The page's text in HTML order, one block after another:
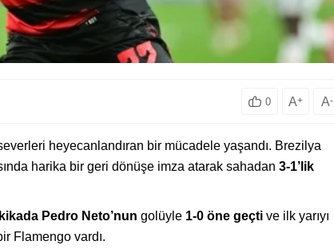
0 A+ A-
heyecanlandıran bir mücadele yaşandı. Brezilya
harika bir geri dönüşe imza atarak sahadan 3-1’lik
Pedro Neto’nun golüyle 1-0 öne geçti ve ilk yarıyı
Flamengo vardı.